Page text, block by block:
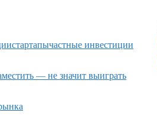
стартапычастные инвестиции
— не значит выиграть